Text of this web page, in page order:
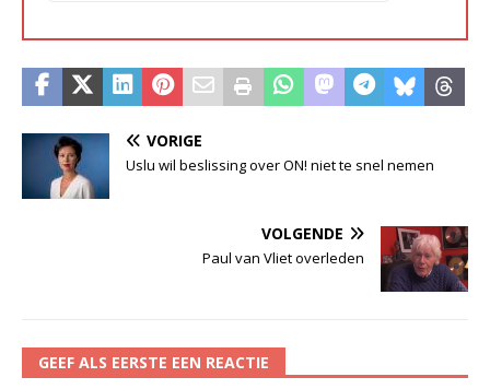
VORIGE
Uslu wil beslissing over ON! niet te snel nemen
VOLGENDE
Paul van Vliet overleden
GEEF ALS EERSTE EEN REACTIE